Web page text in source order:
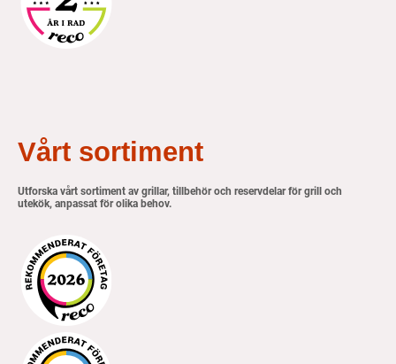
Vårt sortiment
Utforska vårt sortiment av grillar, tillbehör och reservdelar för grill och
utekök, anpassat för olika behov.